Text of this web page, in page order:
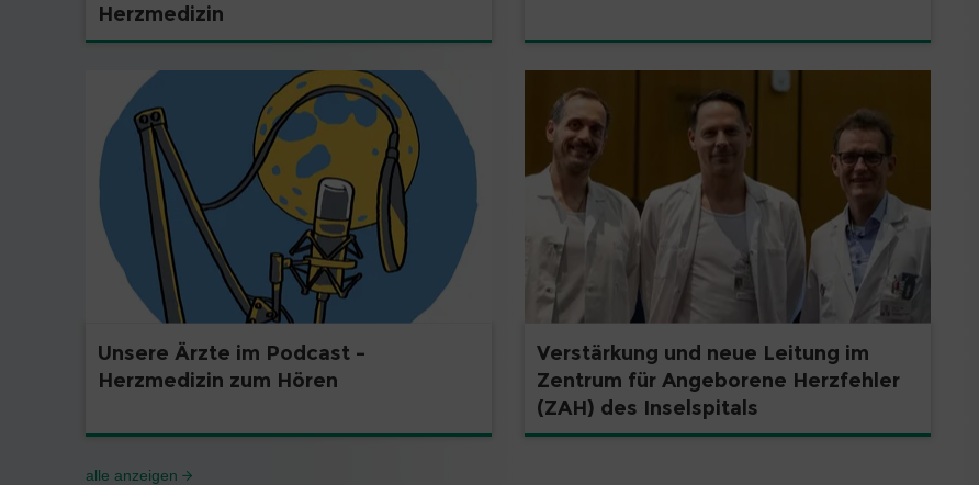
Herzmedizin
Unsere Ärzte im Podcast –
Herzmedizin zum Hören
Verstärkung und neue Leitung im
Zentrum für Angeborene Herzfehler
(ZAH) des Inselspitals
alle anzeigen